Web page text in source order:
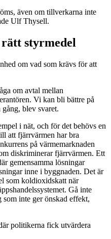
även om tillverkarna inte
Ulf Thysell.
styrmedel
om vad som krävs för att
om avtal mellan
Vi kan bli bättre på
blev svaret.
i nät, och för det behövs en
att fjärrvärmen har bra
på värmemarknaden
diskriminerar fjärrvärmen. Ett
gemensamma lösningar
inne i byggnaden. Det är
som koldioxidskatt när
Gå inte
inte ger önskad effekt,
politikerna fick utvärdera